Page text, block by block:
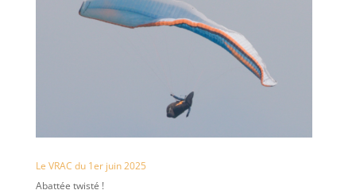
Le VRAC du 1er juin 2025
Abattée twisté !